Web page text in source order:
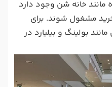
مانند خانه شن وجود دارد
خرید مشغول شوند. برای
بولینگ و بیلیارد در